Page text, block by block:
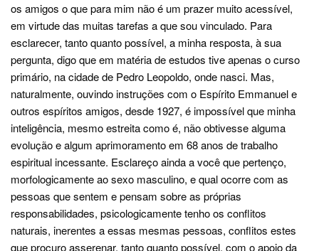
os amigos o que para mim não é um prazer muito acessível,
em virtude das muitas tarefas a que sou vinculado. Para
esclarecer, tanto quanto possível, a minha resposta, à sua
pergunta, digo que em matéria de estudos tive apenas o curso
primário, na cidade de Pedro Leopoldo, onde nasci. Mas,
naturalmente, ouvindo instruções com o Espírito Emmanuel e
outros espíritos amigos, desde 1927, é impossível que minha
inteligência, mesmo estreita como é, não obtivesse alguma
evolução e algum aprimoramento em 68 anos de trabalho
espiritual incessante. Esclareço ainda a você que pertenço,
morfologicamente ao sexo masculino, e qual ocorre com as
pessoas que sentem e pensam sobre as próprias
responsabilidades, psicologicamente tenho os conflitos
naturais, inerentes a essas mesmas pessoas, conflitos estes
que procuro asserenar, tanto quanto possível, com o apoio da